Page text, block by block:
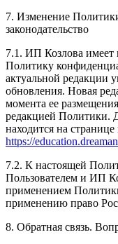
7. Изменение
законодательство
7.1. ИП Козлова имеет
Политику
актуальной редакции
обновления. Новая
момента ее
редакцией Политики.
находится на странице
https://
7.2. К настоящей
Пользователем и ИП
применением
применению право
8. Обратная связь.